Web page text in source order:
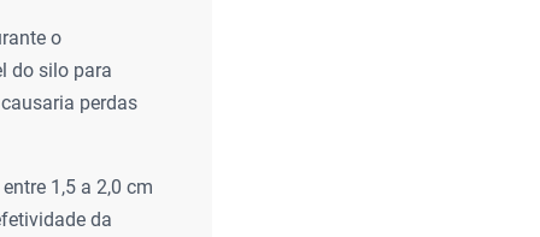
o
do silo para
perdas
1,5 a 2,0 cm
da